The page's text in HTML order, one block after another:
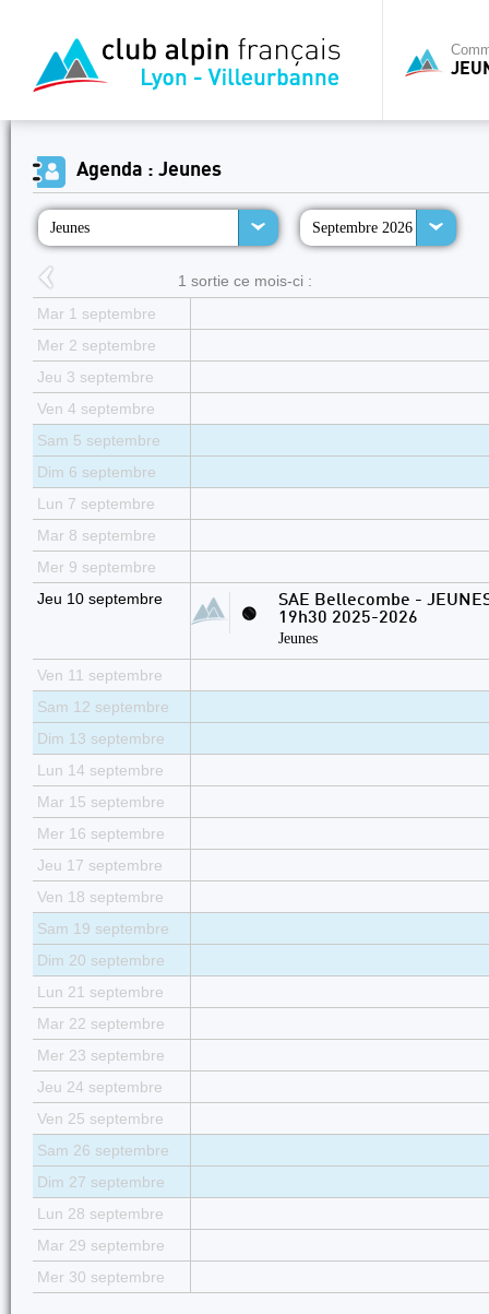
Agenda : Jeunes
Jeunes Septembre 2026
1 sortie ce mois-ci :
Mar 1 septembre
Mer 2 septembre
Jeu 3 septembre
Ven 4 septembre
Sam 5 septembre
Dim 6 septembre
Lun 7 septembre
Mar 8 septembre
Mer 9 septembre
Jeu 10 septembre
🟢
SAE Bellecombe -
19h30 2025-2026
Jeunes
Ven 11 septembre
Sam 12 septembre
Dim 13 septembre
Lun 14 septembre
Mar 15 septembre
Mer 16 septembre
Jeu 17 septembre
Ven 18 septembre
Sam 19 septembre
Dim 20 septembre
Lun 21 septembre
Mar 22 septembre
Mer 23 septembre
Jeu 24 septembre
Ven 25 septembre
Sam 26 septembre
Dim 27 septembre
Lun 28 septembre
Mar 29 septembre
Mer 30 septembre